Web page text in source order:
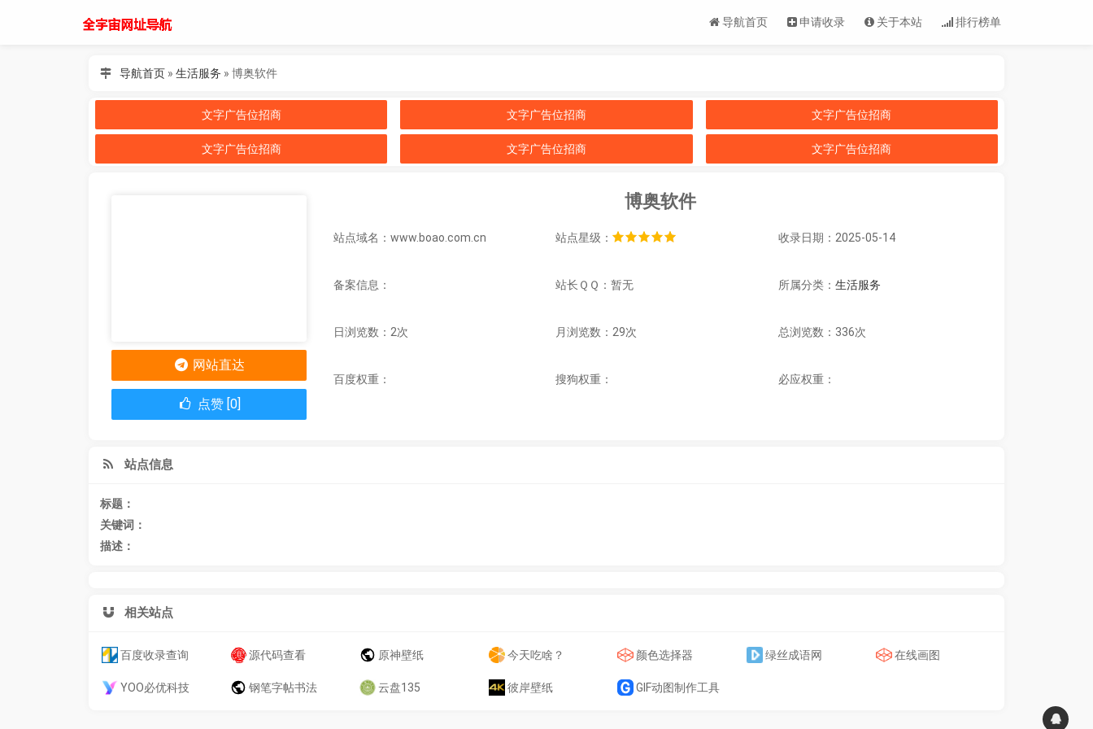
导航首页 申请收录 关于本站 排行榜单
导航首页» 生活服务 » 博奥软件
文字广告位招商 文字广告位招商 文字广告位招商
文字广告位招商 文字广告位招商 文字广告位招商
博奥软件
站点域名：www.boao.com.cn 站点星级： 收录日期：2025-05-14
备案信息： 站长ＱＱ：暂无 所属分类： 生活服务
日浏览数：2次 月浏览数：29次 总浏览数：336次
百度权重： 搜狗权重： 必应权重：
网站直达
点赞 [0]
站点信息
标题：
关键词：
描述：
相关站点
百度收录查询 源代码查看 原神壁纸 今天吃啥？ 颜色选择器 绿丝成语网 在线画图
YOO必优科技 钢笔字帖书法 云盘135 彼岸壁纸 GIF动图制作工具